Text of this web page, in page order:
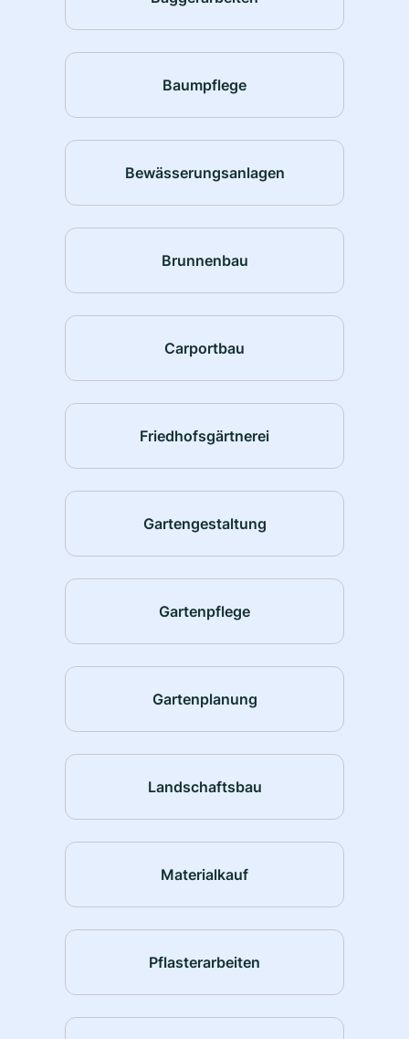
Baumpflege
Bewässerungsanlagen
Brunnenbau
Carportbau
Friedhofsgärtnerei
Gartengestaltung
Gartenpflege
Gartenplanung
Landschaftsbau
Materialkauf
Pflasterarbeiten